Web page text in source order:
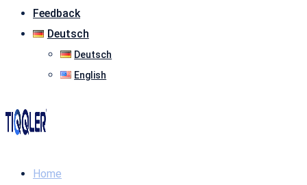
Feedback
Deutsch
Deutsch
English
Home